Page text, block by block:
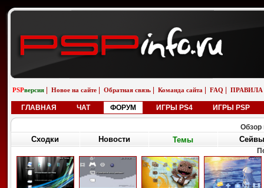
PSPверсия Новое на сайте Обратная связь Команда сайта FAQ ПРАВИЛА
ГЛАВНАЯ ЧАТ ФОРУМ ИГРЫ PS4 ИГРЫ PSP
Обзор
Сходки Новости Темы Сейвы